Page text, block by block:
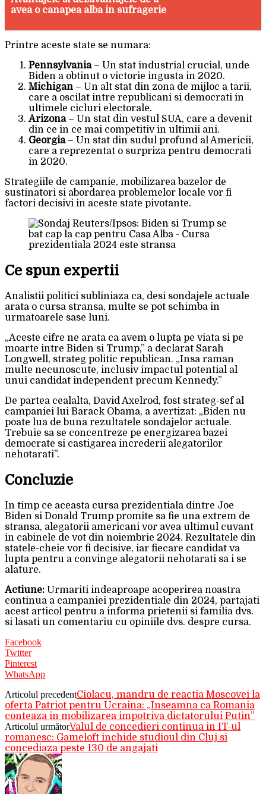
avea o canapea alba in sufragerie
Printre aceste state se numara:
Pennsylvania– Un stat industrial crucial, unde
Biden a obtinut o victorie ingusta in 2020.
Michigan – Un alt stat din zona de mijloc a tarii,
care a oscilat intre republicani si democrati in
ultimele cicluri electorale.
Arizona– Un stat din vestul SUA, care a devenit
din ce in ce mai competitiv in ultimii ani.
Georgia– Un stat din sudul profund al Americii,
care a reprezentat o surpriza pentru democrati
in 2020.
Strategiile de campanie, mobilizarea bazelor de
sustinatori si abordarea problemelor locale vor fi
factori decisivi in aceste state pivotante.
Ce spun expertii
Analistii politici subliniaza ca, desi sondajele actuale
arata o cursa stransa, multe se pot schimba in
urmatoarele sase luni.
„Aceste cifre ne arata ca avem o lupta pe viata si pe
moarte intre Biden si Trump,” a declarat Sarah
Longwell, strateg politic republican. „Insa raman
multe necunoscute, inclusiv impactul potential al
unui candidat independent precum Kennedy.”
De partea cealalta, David Axelrod, fost strateg-sef al
campaniei lui Barack Obama, a avertizat: „Biden nu
poate lua de buna rezultatele sondajelor actuale.
Trebuie sa se concentreze pe energizarea bazei
democrate si castigarea increderii alegatorilor
nehotarati”.
Concluzie
In timp ce aceasta cursa prezidentiala dintre Joe
Biden si Donald Trump promite sa fie una extrem de
stransa, alegatorii americani vor avea ultimul cuvant
in cabinele de vot din noiembrie 2024. Rezultatele din
statele-cheie vor fi decisive, iar fiecare candidat va
lupta pentru a convinge alegatorii nehotarati sa i se
alature.
Actiune: Urmariti indeaproape acoperirea noastra
continua a campaniei prezidentiale din 2024, partajati
acest articol pentru a informa prietenii si familia dvs.
si lasati un comentariu cu opiniile dvs. despre cursa.
Facebook
Twitter
Pinterest
WhatsApp
Articolul precedentCiolacu, mandru de reactia Moscovei la
oferta Patriot pentru Ucraina: „Inseamna ca Romania
conteaza in mobilizarea impotriva dictatorului Putin”
Articolul următorValul de concedieri continua in IT-ul
romanesc: Gameloft inchide studioul din Cluj si
concediaza peste 130 de angajati